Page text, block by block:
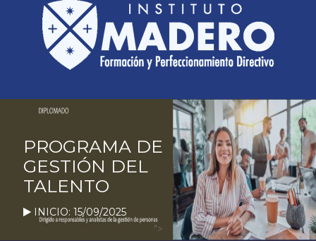
">
PROGRAMA DE
GESTIÓN DEL
TALENTO
INICIO: 15/09/2025